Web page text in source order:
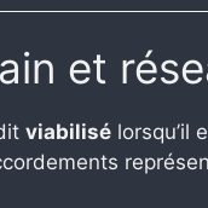
et
viabilisé lorsqu’il